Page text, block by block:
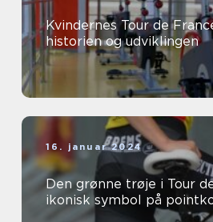
Kvindernes Tour de
historien og udviklingen
16. januar 2024
Den grønne trøje i Tour
ikonisk symbol på